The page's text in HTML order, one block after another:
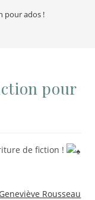
pour ados !
pour
de fiction !
Geneviève Rousseau